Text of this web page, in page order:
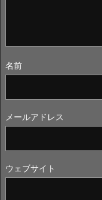
名前
メールアドレス
ウェブサイト